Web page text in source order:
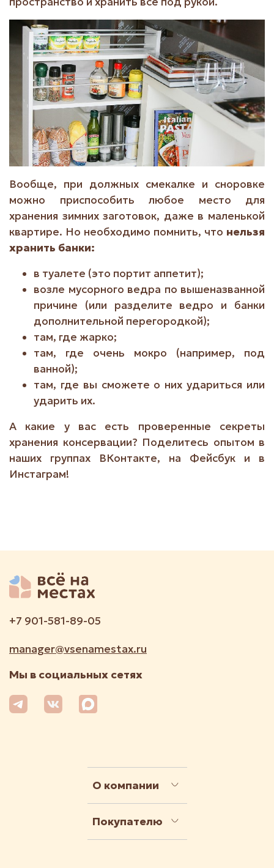
Вообще, при должных смекалке и сноровке
можно приспособить любое место для
хранения зимних заготовок, даже в маленькой
квартире. Но необходимо помнить, что нельзя
хранить банки:
в туалете (это портит аппетит);
возле мусорного ведра по вышеназванной
причине (или разделите ведро и банки
дополнительной перегородкой);
там, где жарко;
там, где очень мокро (например, под
ванной);
там, где вы сможете о них удариться или
ударить их.
А какие у вас есть проверенные секреты
хранения консервации? Поделитесь опытом в
наших группах ВКонтакте, на Фейсбук и в
Инстаграм!
О компании
Покупателю
+7 901-581-89-05
manager@vsenamestax.ru
Мы в социальных сетях